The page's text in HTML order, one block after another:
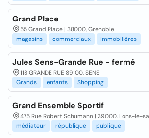
Grand Place
55 Grand Place | 38000, Grenoble
magasins
commerciaux immobilières
Jules Sens-Grande Rue - fermé
118 GRANDE RUE 89100, SENS
Grands
enfants Shopping
Grand Ensemble Sportif
475 Rue Robert Schumann | 39000, Lons-le-
médiateur
république publique